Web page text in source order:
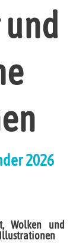
2026
Wolken und